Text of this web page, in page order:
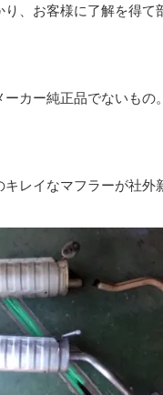
り、お客様に了解を得て
ーカー純正品でないもの
キレイなマフラーが社外